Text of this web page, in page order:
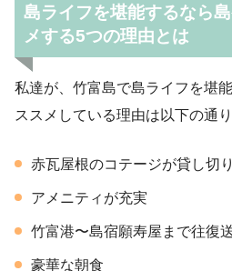
島ライフを堪能するなら
メする5つの理由とは
私達が、竹富島で島ライフを堪
ススメしている理由は以下の通り
赤瓦屋根のコテージが貸し切り
アメニティが充実
竹富港〜島宿願寿屋まで往復
豪華な朝食